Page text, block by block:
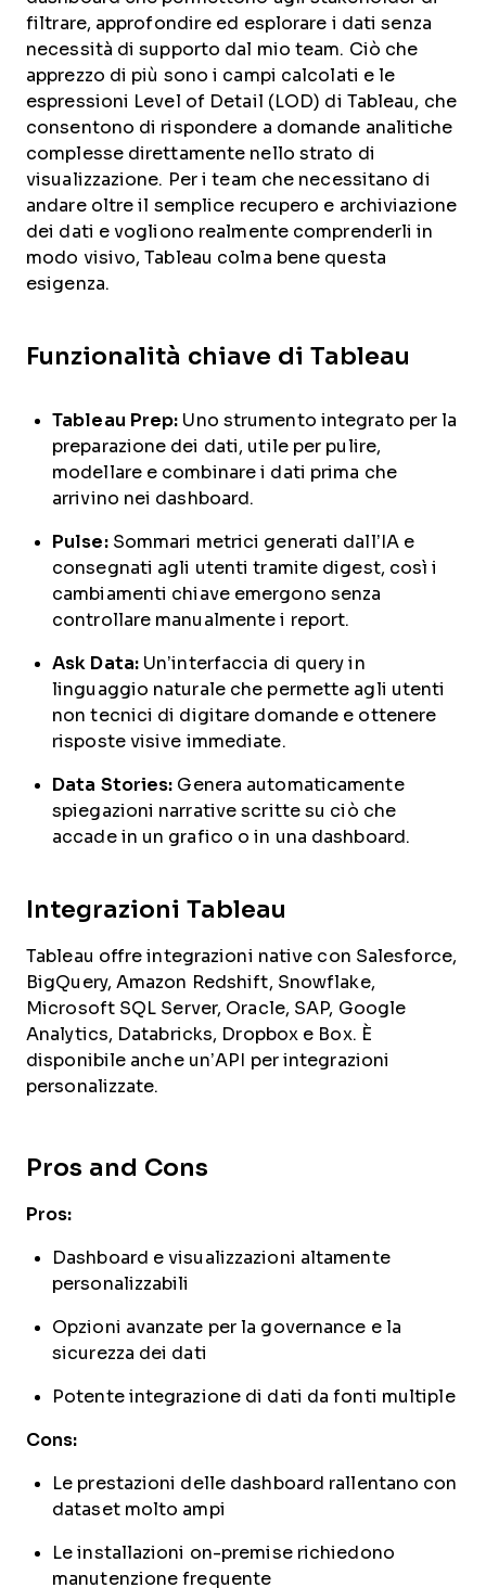
filtrare, approfondire ed esplorare i dati senza
necessità di supporto dal mio team. Ciò che
apprezzo di più sono i campi calcolati e le
espressioni Level of Detail (LOD) di Tableau, che
consentono di rispondere a domande analitiche
complesse direttamente nello strato di
visualizzazione. Per i team che necessitano di
andare oltre il semplice recupero e archiviazione
dei dati e vogliono realmente comprenderli in
modo visivo, Tableau colma bene questa
esigenza.
Funzionalità chiave di Tableau
Tableau Prep: Uno strumento integrato per la
preparazione dei dati, utile per pulire,
modellare e combinare i dati prima che
arrivino nei dashboard.
Pulse:Sommari metrici generati dall’IA e
consegnati agli utenti tramite digest, così i
cambiamenti chiave emergono senza
controllare manualmente i report.
Ask Data:Un’interfaccia di query in
linguaggio naturale che permette agli utenti
non tecnici di digitare domande e ottenere
risposte visive immediate.
Data Stories: Genera automaticamente
spiegazioni narrative scritte su ciò che
accade in un grafico o in una dashboard.
Integrazioni Tableau
Tableau offre integrazioni native con Salesforce,
BigQuery, Amazon Redshift, Snowflake,
Microsoft SQL Server, Oracle, SAP, Google
Analytics, Databricks, Dropbox e Box. È
disponibile anche un’API per integrazioni
personalizzate.
Pros and Cons
Pros:
Dashboard e visualizzazioni altamente
personalizzabili
Opzioni avanzate per la governance e la
sicurezza dei dati
Potente integrazione di dati da fonti multiple
Cons:
Le prestazioni delle dashboard rallentano con
dataset molto ampi
Le installazioni on-premise richiedono
manutenzione frequente